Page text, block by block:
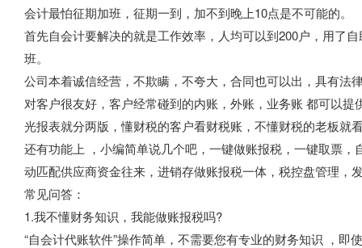
会计最怕征期加班，征期一到，加不到晚上10点是不可能的。
首先自会计要解决的就是工作效率，人均可以到200户，用了
班。
公司本着诚信经营，不欺瞒，不夸大，合同也可以出，具有法
对客户很友好，客户经常碰到的内账，外账，业务账 都可以提
光报表就分两版，懂财税的客户看财税账，不懂财税的老板就
还有功能上 ，小编简单说几个吧，一键做账报税，一键取票
动匹配供应商资金往来，进销存做账报税一体，税控盘管理，
常见问答：
1.我不懂财务知识，我能做账报税吗?
“自会计代账软件”操作简单，不需要您有专业的财务知识 ，即